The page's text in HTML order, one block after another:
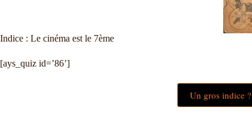
Indice : Le cinéma est le 7ème
[ays_quiz id=’86’]
Un gros indice ?